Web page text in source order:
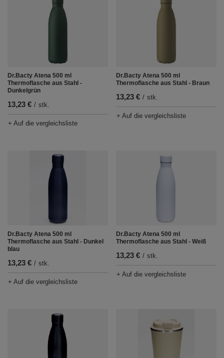
Dr.Bacty Atena 500 ml
Thermoflasche aus Stahl -
Dunkelgrün
13,23 € / stk.
+ Auf die vergleichsliste
Dr.Bacty Atena 500 ml
Thermoflasche aus Stahl - Braun
13,23 € / stk.
+ Auf die vergleichsliste
Dr.Bacty Atena 500 ml
Thermoflasche aus Stahl - Dunkel
blau
13,23 € / stk.
+ Auf die vergleichsliste
Dr.Bacty Atena 500 ml
Thermoflasche aus Stahl - Weiß
13,23 € / stk.
+ Auf die vergleichsliste